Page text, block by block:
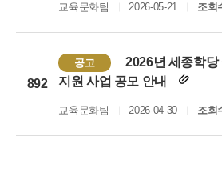
교육문화팀 2026-05-21 조회
892
공고
2026년 세종학당
지원 사업 공모 안내
교육문화팀 2026-04-30 조회